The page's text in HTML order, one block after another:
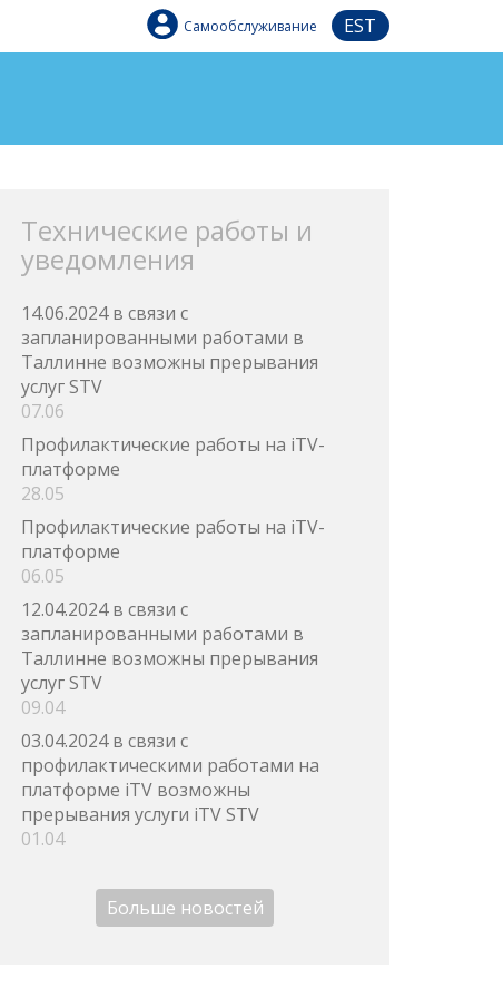
Самообслуживание EST
Технические работы и
уведомления
14.06.2024 в связи с
запланированными работами в
Таллинне возможны прерывания
услуг STV
07.06
Профилактические работы на iTV-
платформе
28.05
Профилактические работы на iTV-
платформе
06.05
12.04.2024 в связи с
запланированными работами в
Таллинне возможны прерывания
услуг STV
09.04
03.04.2024 в связи с
профилактическими работами на
платформе iTV возможны
прерывания услуги iTV STV
01.04
Больше новостей